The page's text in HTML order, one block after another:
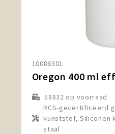
10086301
58832 op voorraad
RCS-gecertificeerd
kunststof, Siliconen
staal